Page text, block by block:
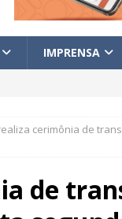
IMPRENSA
cerimônia de
de